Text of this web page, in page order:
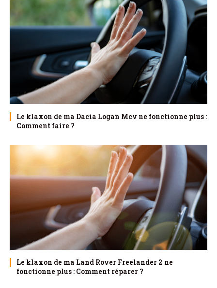
Le klaxon de ma Dacia Logan Mcv ne fonctionne plus :
Comment faire ?
Le klaxon de ma Land Rover Freelander 2 ne
fonctionne plus : Comment réparer ?